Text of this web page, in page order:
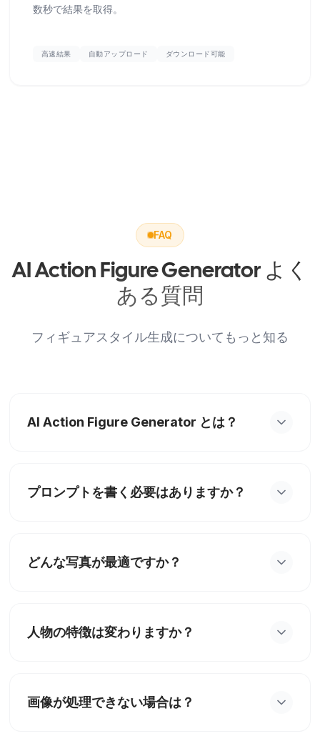
数秒で結果を取得。
高速結果 自動アップロード ダウンロード可能
FAQ
AI Action Figure Generator よく
ある質問
フィギュアスタイル生成についてもっと知る
AI Action Figure Generator とは？
別可能な特徴を保つ楽しい image-to-image ツール
プロンプトを書く必要はありますか？
各スタイル専用の内部プロンプトを使用します。
どんな写真が最適ですか？
重いフィルター、複数人の写真は避けてください。
人物の特徴は変わりますか？
す。結果は楽しい編集であり、置き換えではありま
画像が処理できない場合は？